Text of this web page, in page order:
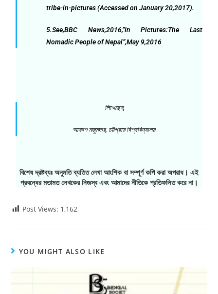
tribe-in-pictures (Accessed on January 20,2017).
5.See,BBC News,2016,”In Pictures:The Last
Nomadic People of Nepal”,May 9,2016
লিখেছেন,
আকাশ মজুমদার, চট্টগ্রাম বিশ্ববিদ্যালয়
বিশেষ দ্রষ্টব্যঃ অনুমতি ব্যতিত লেখা আংশিক বা সম্পূর্ণ কপি করা অপরাধ। এই
প্রবন্ধের মতামত লেখকের নিজস্ব এবং আমাদের নীতিকে প্রতিফলিত করে না।
Post Views: 1,162
YOU MIGHT ALSO LIKE